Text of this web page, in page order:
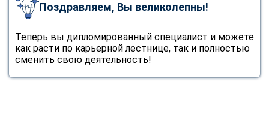
Поздравляем, Вы великолепны!
Теперь вы дипломированный специалист и можете
как расти по карьерной лестнице, так и полностью
сменить свою деятельность!